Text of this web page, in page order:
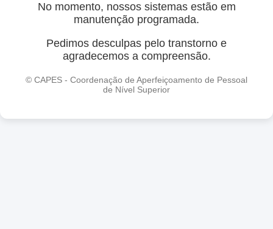
No momento, nossos sistemas estão em
manutenção programada.
Pedimos desculpas pelo transtorno e
agradecemos a compreensão.
© CAPES - Coordenação de Aperfeiçoamento de Pessoal
de Nível Superior